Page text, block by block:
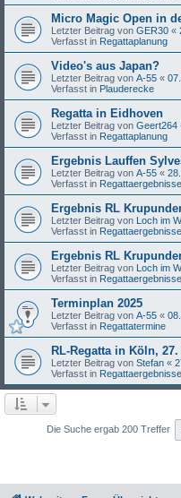
Micro Magic Open in
Letzter Beitrag von GER30 «
Verfasst in Regattaplanung
Video's aus Japan?
Letzter Beitrag von A-55 «
Verfasst in Plauderecke
Regatta in Eidhoven
Letzter Beitrag von Geert264
Verfasst in Regattaplanung
Ergebnis Lauffen
Letzter Beitrag von A-55 «
Verfasst in Regattaergebnisse
Ergebnis RL
Letzter Beitrag von Loch im
Verfasst in Regattaergebnisse
Ergebnis RL
Letzter Beitrag von Loch im
Verfasst in Regattaergebnisse
Terminplan 2025
Letzter Beitrag von A-55 «
Verfasst in Regattatermine
RL-Regatta in Köln,
Letzter Beitrag von Stefan «
Verfasst in Regattaergebnisse
Die Suche ergab 200 Treffer